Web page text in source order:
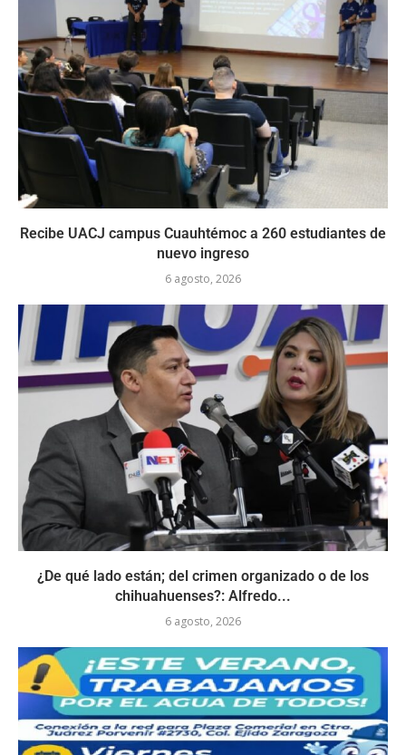
Recibe UACJ campus Cuauhtémoc a 260 estudiantes de
nuevo ingreso
6 agosto, 2026
¿De qué lado están; del crimen organizado o de los
chihuahuenses?: Alfredo...
6 agosto, 2026